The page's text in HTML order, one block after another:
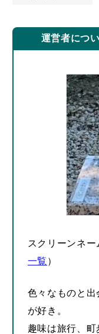
運営者につ
スクリーンネ
一覧 ）
色々なものと出
が好き。
趣味は旅行、町